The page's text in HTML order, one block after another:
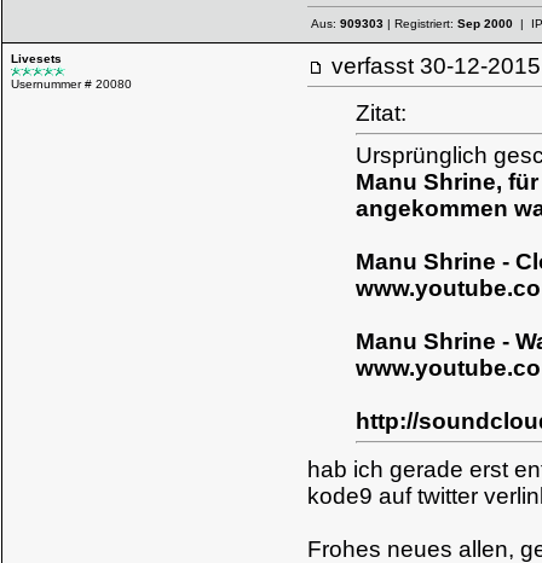
Aus: 909303 | Registriert: Sep 2000 |
Livesets
Usernummer # 20080
verfasst 30-12-
Zitat:
Ursprünglich
Manu Shrine,
angekommen
Manu Shrine -
Manu Shrine -
http://
hab ich gerade erst
kode9 auf twitter
Frohes neues allen,